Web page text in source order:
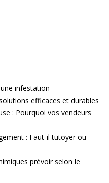
infestation
efficaces et durables
: Pourquoi vos vendeurs
: Faut-il tutoyer ou
prévoir selon le